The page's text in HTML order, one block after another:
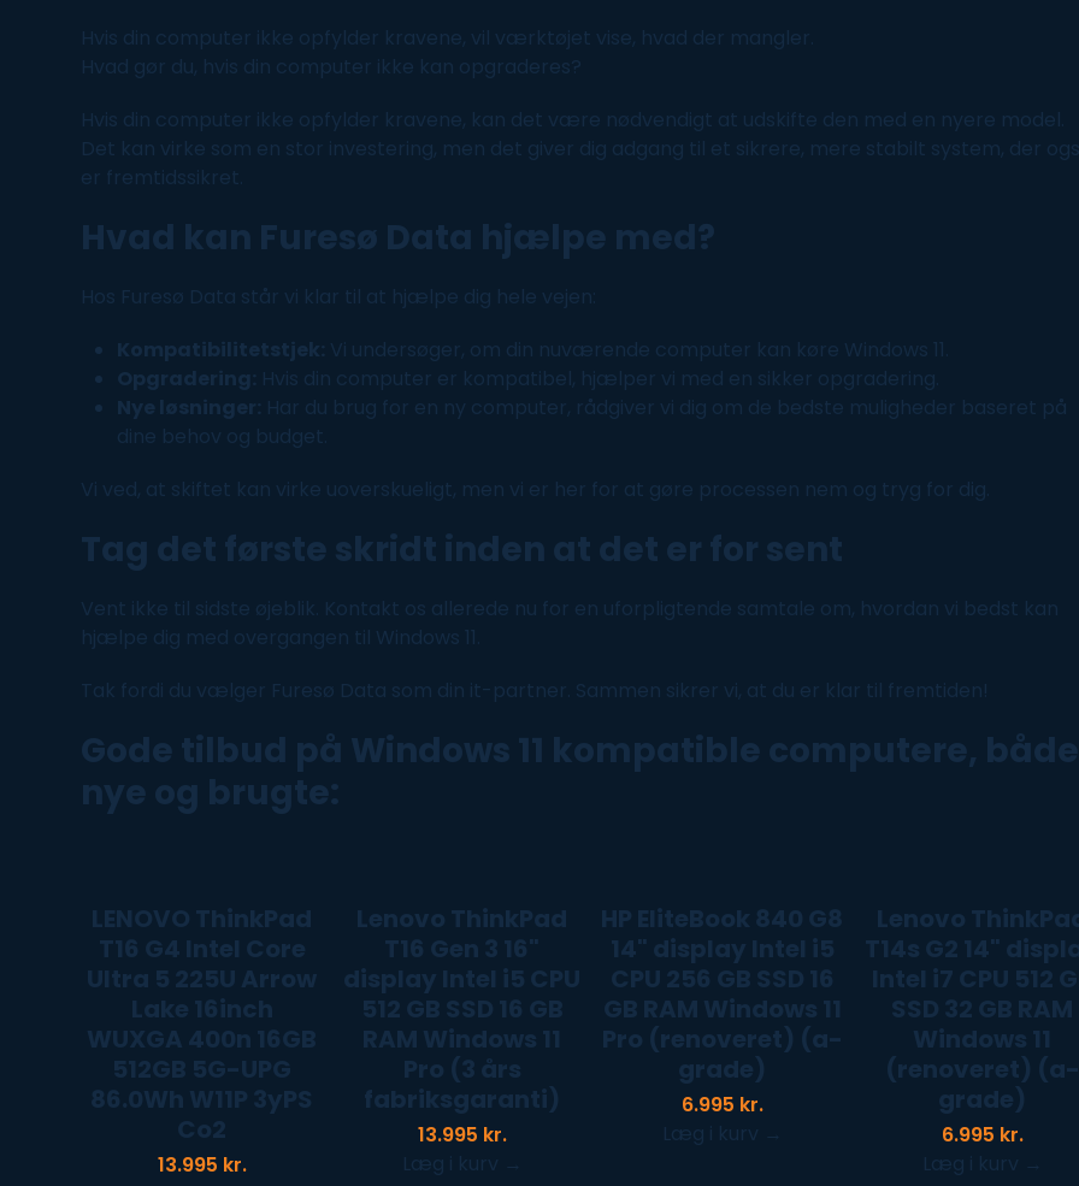
Hvis din computer ikke opfylder kravene, vil værktøjet vise, hvad der mangler.
Hvad gør du, hvis din computer ikke kan opgraderes?
Hvis din computer ikke opfylder kravene, kan det være nødvendigt at udskifte den med en nyere model.
Det kan virke som en stor investering, men det giver dig adgang til et sikrere, mere stabilt system, der
er fremtidssikret.
Hvad kan Furesø Data hjælpe med?
Hos Furesø Data står vi klar til at hjælpe dig hele vejen:
Kompatibilitetstjek: Vi undersøger, om din nuværende computer kan køre Windows 11.
Opgradering: Hvis din computer er kompatibel, hjælper vi med en sikker opgradering.
Nye løsninger: Har du brug for en ny computer , rådgiver vi dig om de bedste muligheder baseret på
dine behov og budget.
Vi ved, at skiftet kan virke uoverskueligt, men vi er her for at gøre processen nem og tryg for dig.
Tag det første skridt inden at det er for sent
Vent ikke til sidste øjeblik. Kontakt os allerede nu for en uforpligtende samtale om, hvordan vi bedst kan
hjælpe dig med overgangen til Windows 11.
Tak fordi du vælger Furesø Data som din it-partner. Sammen sikrer vi, at du er klar til fremtiden!
Gode tilbud på Windows 11 kompatible computere, både
nye og brugte:
Use
the
left
and
right
LENOVO ThinkPad
T16 G4 Intel Core
Ultra 5 225U Arrow
Lake 16inch
WUXGA 400n 16GB
512GB 5G-UPG
86.0Wh W11P 3yPS
Co2
13.995 kr.
Lenovo ThinkPad
T16 Gen 3 16"
display Intel i5 CPU
512 GB SSD 16 GB
RAM Windows 11
Pro (3 års
fabriksgaranti)
13.995 kr.
Læg i kurv →
HP EliteBook 840 G8
14" display Intel i5
CPU 256 GB SSD 16
GB RAM Windows 11
Pro (renoveret) (a-
grade)
6.995 kr.
Læg i kurv →
Lenovo
T14s G2 14"
Intel i7 CPU 512
SSD 32 GB RAM
Windows 11
(renoveret) (a-
grade)
6.995 kr.
Læg i kurv →